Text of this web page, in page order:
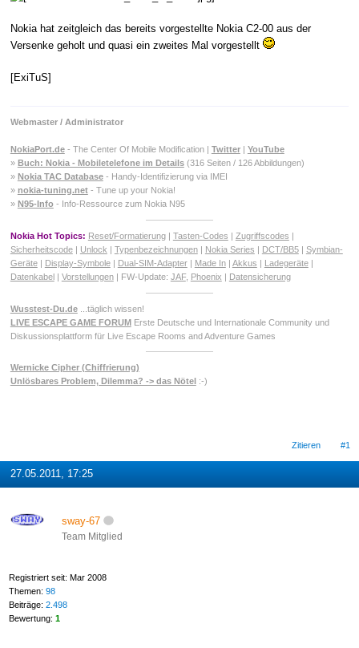
Nokia hat zeitgleich das bereits vorgestellte Nokia C2-00 aus der
Versenke geholt und quasi ein zweites Mal vorgestellt
[ExiTuS]
Webmaster / Administrator
NokiaPort.de- The Center Of Mobile Modification | Twitter| YouTube
» Buch: Nokia - Mobiletelefone im Details(316 Seiten / 126 Abbildungen)
» Nokia TAC Database- Handy-Identifizierung via IMEI
» nokia-tuning.net- Tune up your Nokia!
» N95-Info - Info-Ressource zum Nokia N95
Nokia Hot Topics: Reset/Formatierung| Tasten-Codes | Zugriffscodes |
Sicherheitscode| Unlock | Typenbezeichnungen| Nokia Series | DCT/BB5| Symbian-
Geräte| Display-Symbole| Dual-SIM-Adapter| Made In| Akkus | Ladegeräte|
Datenkabel| Vorstellungen| FW-Update: JAF, Phoenix | Datensicherung
Wusstest-Du.de...täglich wissen!
LIVE ESCAPE GAME FORUMErste Deutsche und Internationale Community und
Diskussionsplattform für Live Escape Rooms and Adventure Games
Wernicke Cipher (Chiffrierung)
Unlösbares Problem, Dilemma? -> das Nötel :-)
Zitieren #1
27.05.2011, 17:25
sway-67
Team Mitglied
Registriert seit: Mar 2008
Themen: 98
Beiträge: 2.498
Bewertung: 1